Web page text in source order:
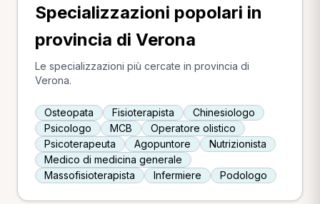
Specializzazioni popolari in
provincia di Verona
Le specializzazioni più cercate in provincia di
Verona.
Osteopata Fisioterapista
Chinesiologo
Psicologo
MCB
Operatore olistico
Psicoterapeuta
Agopuntore
Nutrizionista
Medico di medicina generale
Massofisioterapista
Infermiere Podologo